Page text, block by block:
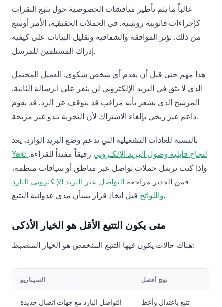
غالباً ما يتم تأطير مناقشات الخصوصية حول تتبع النقرات
كإجراءات قانونية روتينية. في الحملات الحقيقية، الأمر أوسع
من ذلك. تؤثر الموافقة والشفافية وتقليل البيانات على كيفية
إدراك المستلمين للمرسل.
هذا مهم حتى قبل أن يقدم أي شخص شكوى. العميل المحتمل
الذي لا يثق في البريد الإلكتروني لن ينقر على الرسالة الثانية.
المرشح الذي يشعر بأنه مراقب قد يتوقف عن الرد. قد يقوم
داعم غير ربحي بإلغاء الاشتراك لأن التجربة تبدو غير مريحة.
بالنسبة للعادات التشغيلية التي تدعم وضع البريد الوارد، يعد
Yalc لنجاح قابلية وصول البريد الإلكتروني رفيقاً مفيداً للقراءة.
وإذا كنت ترسل حملات تواصل عبر مناطق أو سياقات منظمة،
فمن الجدير مراجعة التواصل عبر البريد الإلكتروني البارد
واللوائحقبل اتخاذ قرار بشأن مدى عدوانية التتبع.
متى يكون التتبع الأقل هو الخيار الأذكى
هناك حالات يكون فيها التتبع المنخفض هو الخيار المنضبط:
السيناريو نهج أفضل
التواصل البارد مع جهات اتصال جديدة
تتبع باعتدال وأعط